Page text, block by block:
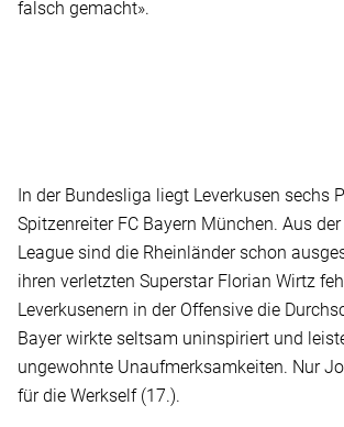
falsch gemacht».
In der Bundesliga liegt Leverkusen sechs
Spitzenreiter FC Bayern München. Aus
League sind die Rheinländer schon
ihren verletzten Superstar Florian Wirtz
Leverkusenern in der Offensive die
Bayer wirkte seltsam uninspiriert und
ungewohnte Unaufmerksamkeiten. Nur
für die Werkself (17.).